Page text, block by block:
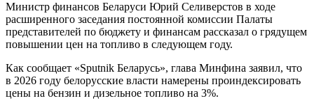
Министр финансов Беларуси Юрий Селиверстов в ходе
расширенного заседания постоянной комиссии Палаты
представителей по бюджету и финансам рассказал о грядущем
повышении цен на топливо в следующем году.
Как сообщает «Sputnik Беларусь», глава Минфина заявил, что
в 2026 году белорусские власти намерены проиндексировать
цены на бензин и дизельное топливо на 3%.